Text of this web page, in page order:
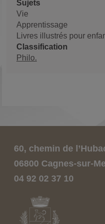
Sujets
Vie
Apprentissage
Livres illustrés pour
Classification
Philo.
60, chemin de
06800 Cagnes-sur-
04 92 02 37 10